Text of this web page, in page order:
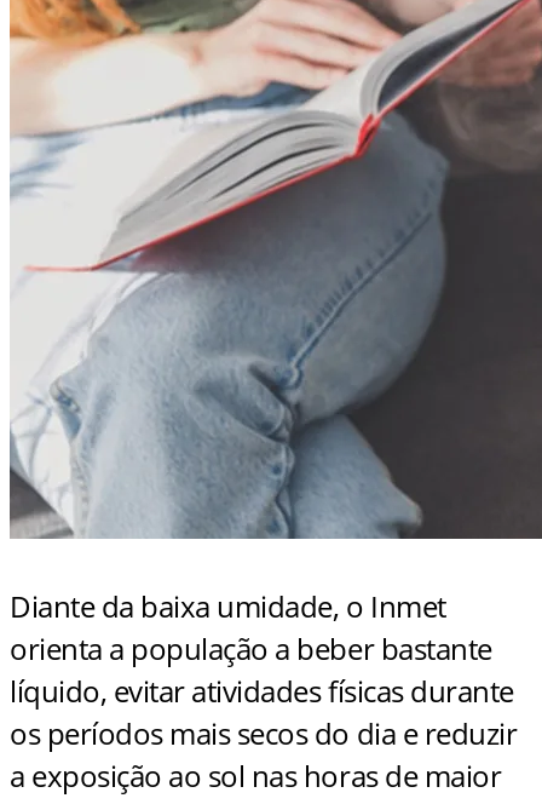
Diante da baixa umidade, o Inmet
orienta a população a beber bastante
líquido, evitar atividades físicas durante
os períodos mais secos do dia e reduzir
a exposição ao sol nas horas de maior